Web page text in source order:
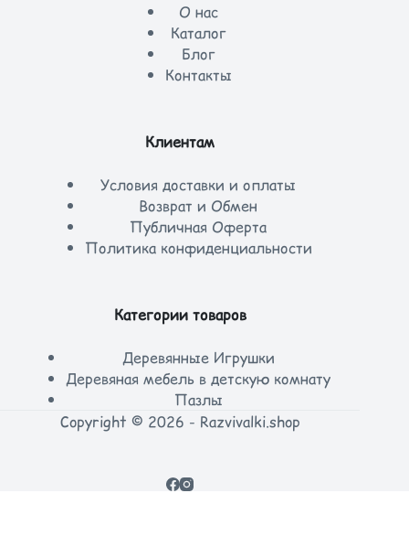
О нас
Каталог
Блог
Контакты
Клиентам
Условия доставки и оплаты
Возврат и Обмен
Публичная Оферта
Политика конфиденциальности
Категории товаров
Деревянные Игрушки
Деревяная мебель в детскую комнату
Пазлы
Copyright © 2026 - Razvivalki.shop